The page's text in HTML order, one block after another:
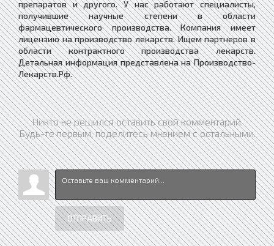
препаратов и другого. У нас работают специалисты,
получившие научные степени в области
фармацевтического производства. Компания имеет
лицензию на производство лекарств. Ищем партнеров в
области контрактного производства лекарств.
Детальная информация представлена на Производство-
Лекарств.Рф.
Никто не решился оставить свой комментарий.
Будь-те первым, поделитесь мнением с остальными.
ОТПРАВИТЬ